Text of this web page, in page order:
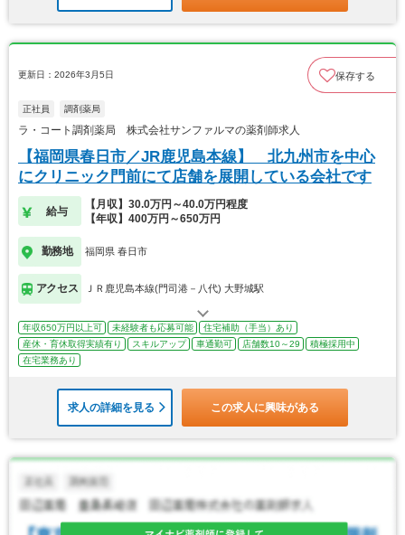
更新日：2026年3月5日 保存する
正社員 調剤薬局
ラ・コート調剤薬局 株式会社サンファルマの薬剤師求人
【福岡県春日市／JR鹿児島本線】 北九州市を中心
にクリニック門前にて店舗を展開している会社です
給与
【月収】30.0万円～40.0万円程度
【年収】400万円～650万円
勤務地 福岡県 春日市
アクセス ＪＲ鹿児島本線(門司港－八代) 大野城駅
年収650万円以上可 未経験者も応募可能
住宅補助（手当）あり
産休・育休取得実績有り
スキルアップ 車通勤可 店舗数10～29
積極採用中
在宅業務あり
求人の詳細を見る この求人に興味がある